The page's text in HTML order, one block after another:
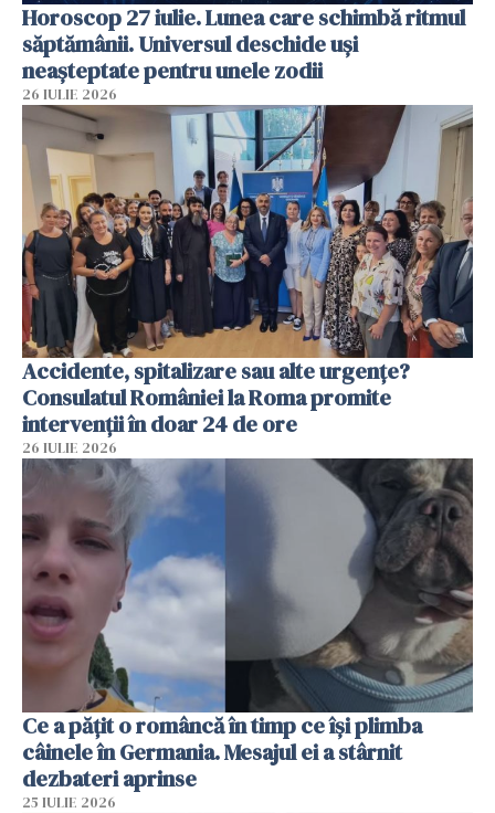
Horoscop 27 iulie. Lunea care schimbă ritmul
săptămânii. Universul deschide uși
neașteptate pentru unele zodii
26 IULIE 2026
Accidente, spitalizare sau alte urgențe?
Consulatul României la Roma promite
intervenții în doar 24 de ore
26 IULIE 2026
Ce a pățit o româncă în timp ce își plimba
câinele în Germania. Mesajul ei a stârnit
dezbateri aprinse
25 IULIE 2026